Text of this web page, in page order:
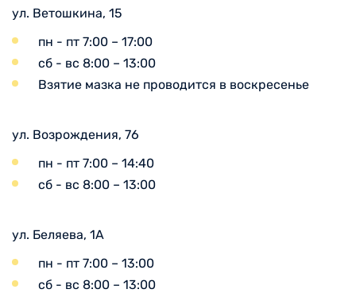
ул. Ветошкина, 15
пн - пт 7:00 – 17:00
сб - вс 8:00 – 13:00
Взятие мазка не проводится в воскресенье
ул. Возрождения, 76
пн - пт 7:00 – 14:40
сб - вс 8:00 – 13:00
ул. Беляева, 1А
пн - пт 7:00 – 13:00
сб - вс 8:00 – 13:00